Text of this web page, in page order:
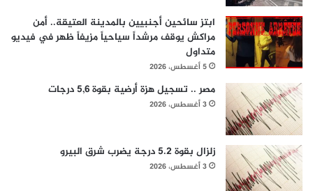
ابتز سائحين أجنبيين بالمدينة العتيقة.. أمن
مراكش يوقف مرشداً سياحياً مزيفاً ظهر في فيديو
متداول
5 أغسطس، 2026
مصر .. تسجيل هزة أرضية بقوة 5,6 درجات
3 أغسطس، 2026
زلزال بقوة 5.2 درجة يضرب شرق البيرو
3 أغسطس، 2026